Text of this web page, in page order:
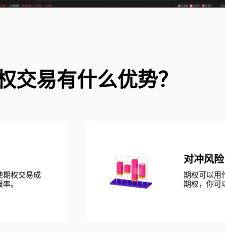
交易有什么优势？
期权交易成
。
对冲风险
期权可以用
期权，你可